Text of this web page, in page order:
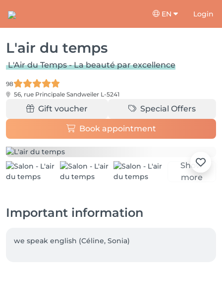
EN Login
L'air du temps
L'Air du Temps - La beauté par excellence
98
56, rue Principale Sandweiler L-5241
Gift voucher Special Offers
Book appointment
Show
more
Important information
we speak english (Céline, Sonia)